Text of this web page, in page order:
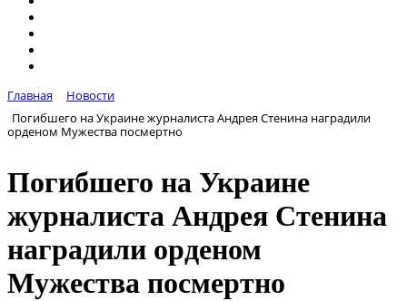
Главная
Новости
Погибшего на Украине журналиста Андрея Стенина наградили
орденом Мужества посмертно
Погибшего на Украине
журналиста Андрея Стенина
наградили орденом
Мужества посмертно